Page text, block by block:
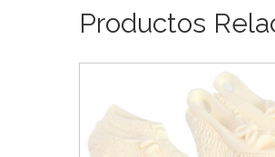
Productos